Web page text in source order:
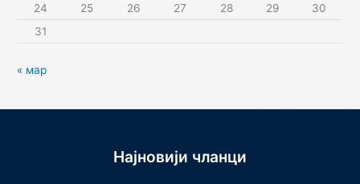
24
25 26 27 28 29
30
31
« мар
Најновији чланци